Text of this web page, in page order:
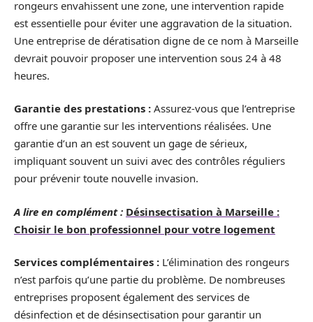
rongeurs envahissent une zone, une intervention rapide
est essentielle pour éviter une aggravation de la situation.
Une entreprise de dératisation digne de ce nom à Marseille
devrait pouvoir proposer une intervention sous 24 à 48
heures.
Garantie des prestations : Assurez-vous que l’entreprise
offre une garantie sur les interventions réalisées. Une
garantie d’un an est souvent un gage de sérieux,
impliquant souvent un suivi avec des contrôles réguliers
pour prévenir toute nouvelle invasion.
A lire en complément : Désinsectisation à Marseille :
Choisir le bon professionnel pour votre logement
Services complémentaires : L’élimination des rongeurs
n’est parfois qu’une partie du problème. De nombreuses
entreprises proposent également des services de
désinfection et de désinsectisation pour garantir un